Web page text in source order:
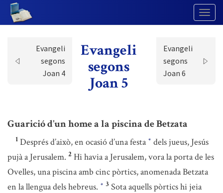
Evangeli
segons
Joan 4
Evangeli
segons
Joan 5
Evangeli
segons
Joan 6
Guarició d’un home a la piscina de Betzata
1 Després d’això, en ocasió d’una festa * dels jueus, Jesús
pujà a Jerusalem. 2 Hi havia a Jerusalem, vora la porta de les
Ovelles, una piscina amb cinc pòrtics, anomenada Betzata
en la llengua dels hebreus. * 3 Sota aquells pòrtics hi jeia